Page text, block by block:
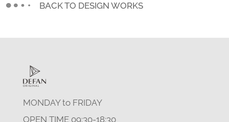
BACK TO DESIGN WORKS
MONDAY to FRIDAY
OPEN TIME 09:30-18:30